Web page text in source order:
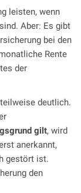
leisten, wenn
Aber: Es gibt
bei den
Rente
der
deutlich.
gilt, wird
anerkannt,
gestört ist.
den